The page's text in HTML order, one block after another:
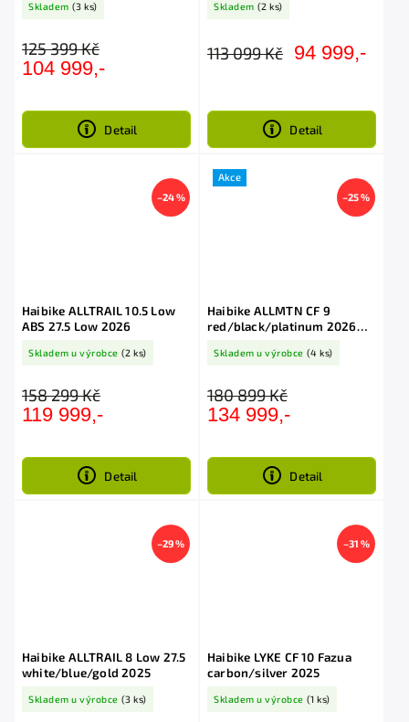
Skladem (3 ks)
125 399 Kč
104 999,-
Detail
Skladem (2 ks)
113 099 Kč 94 999,-
Detail
–24 %
Haibike ALLTRAIL 10.5 Low
ABS 27.5 Low 2026
Skladem u výrobce (2 ks)
158 299 Kč
119 999,-
Detail
Akce
–25 %
Haibike ALLMTN CF 9
red/black/platinum 2026
Skladem u výrobce (4 ks)
180 899 Kč
134 999,-
Detail
–29 %
Haibike ALLTRAIL 8 Low 27.5
white/blue/gold 2025
Skladem u výrobce (3 ks)
–31 %
Haibike LYKE CF 10 Fazua
carbon/silver 2025
Skladem u výrobce (1 ks)